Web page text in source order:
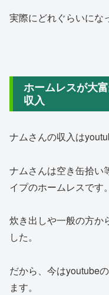
実際にどれぐらいにな
ホームレスが大
収入
ナムさんの収入は
ナムさんは空き缶拾い
イプのホームレスです。
炊き出しや一般の方か
した。
だから、今はyoutube
ます。